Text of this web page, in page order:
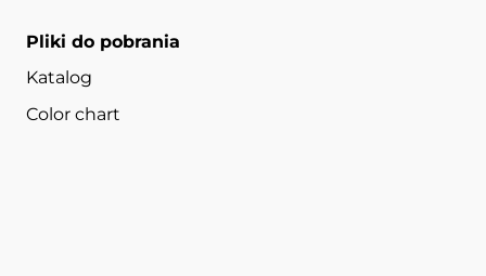
Pliki do pobrania
Katalog
Color chart